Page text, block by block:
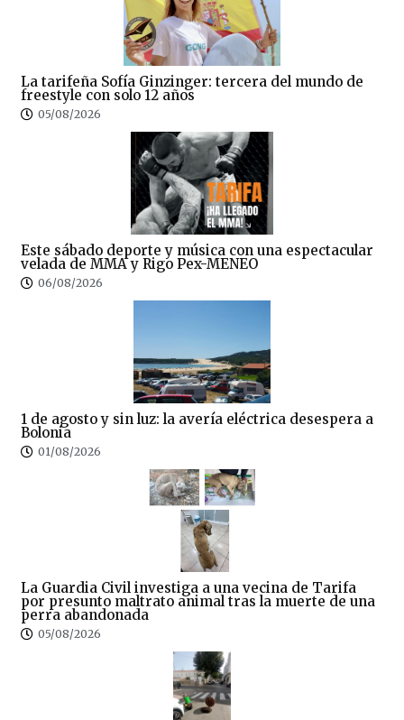
La tarifeña Sofía Ginzinger: tercera del mundo de
freestyle con solo 12 años
05/08/2026
Este sábado deporte y música con una espectacular
velada de MMA y Rigo Pex-MENEO
06/08/2026
1 de agosto y sin luz: la avería eléctrica desespera a
Bolonia
01/08/2026
La Guardia Civil investiga a una vecina de Tarifa
por presunto maltrato animal tras la muerte de una
perra abandonada
05/08/2026